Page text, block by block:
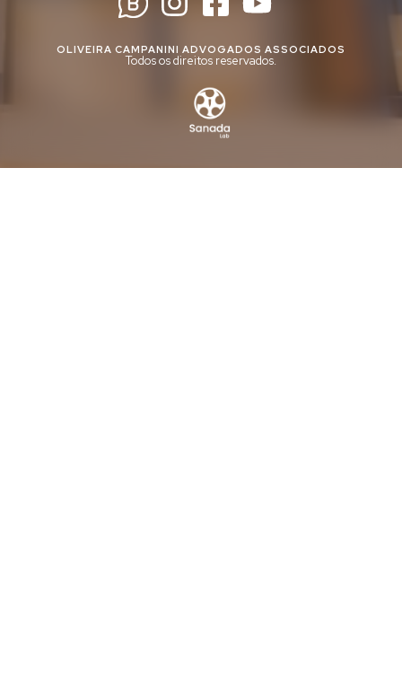
OLIVEIRA CAMPANINI ADVOGADOS ASSOCIADOS
Todos os direitos reservados.